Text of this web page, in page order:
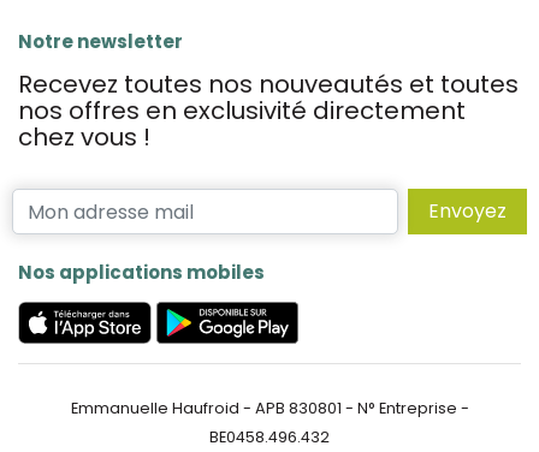
Notre newsletter
Recevez toutes nos nouveautés et toutes
nos offres en exclusivité directement
chez vous !
Envoyez
Nos applications mobiles
Emmanuelle Haufroid - APB 830801 - N° Entreprise -
BE0458.496.432